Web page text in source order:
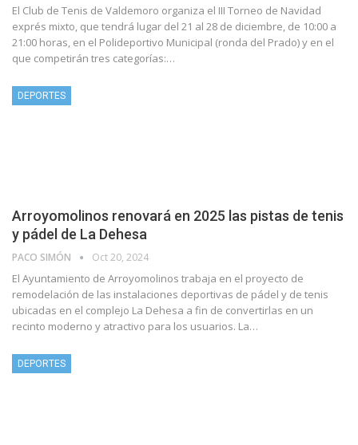
El Club de Tenis de Valdemoro organiza el III Torneo de Navidad
exprés mixto, que tendrá lugar del 21 al 28 de diciembre, de 10:00 a
21:00 horas, en el Polideportivo Municipal (ronda del Prado) y en el
que competirán tres categorías:…
DEPORTES
Arroyomolinos renovará en 2025 las pistas de tenis
y pádel de La Dehesa
PACO SIMÓN Oct 20, 2024
El Ayuntamiento de Arroyomolinos trabaja en el proyecto de
remodelación de las instalaciones deportivas de pádel y de tenis
ubicadas en el complejo La Dehesa a fin de convertirlas en un
recinto moderno y atractivo para los usuarios. La…
DEPORTES